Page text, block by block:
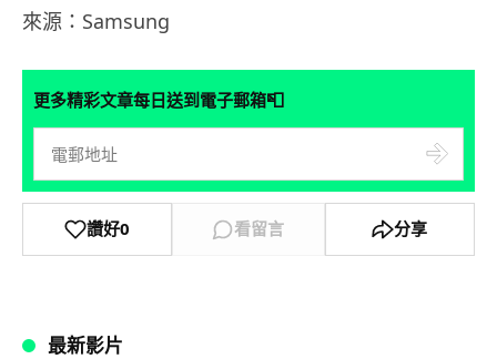
來源：Samsung
更多精彩文章每日送到電子郵箱📮
讚好0 看留言 分享
最新影片